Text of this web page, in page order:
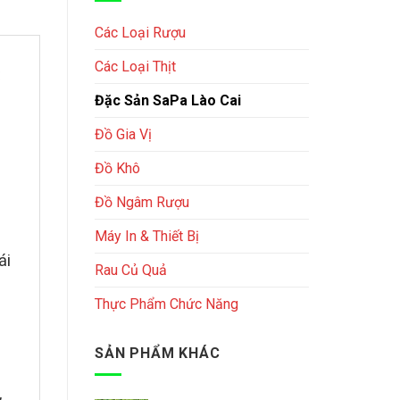
Các Loại Rượu
Các Loại Thịt
Đặc Sản SaPa Lào Cai
Đồ Gia Vị
Đồ Khô
Đồ Ngâm Rượu
Máy In & Thiết Bị
Rau Củ Quả
Thực Phẩm Chức Năng
SẢN PHẨM KHÁC